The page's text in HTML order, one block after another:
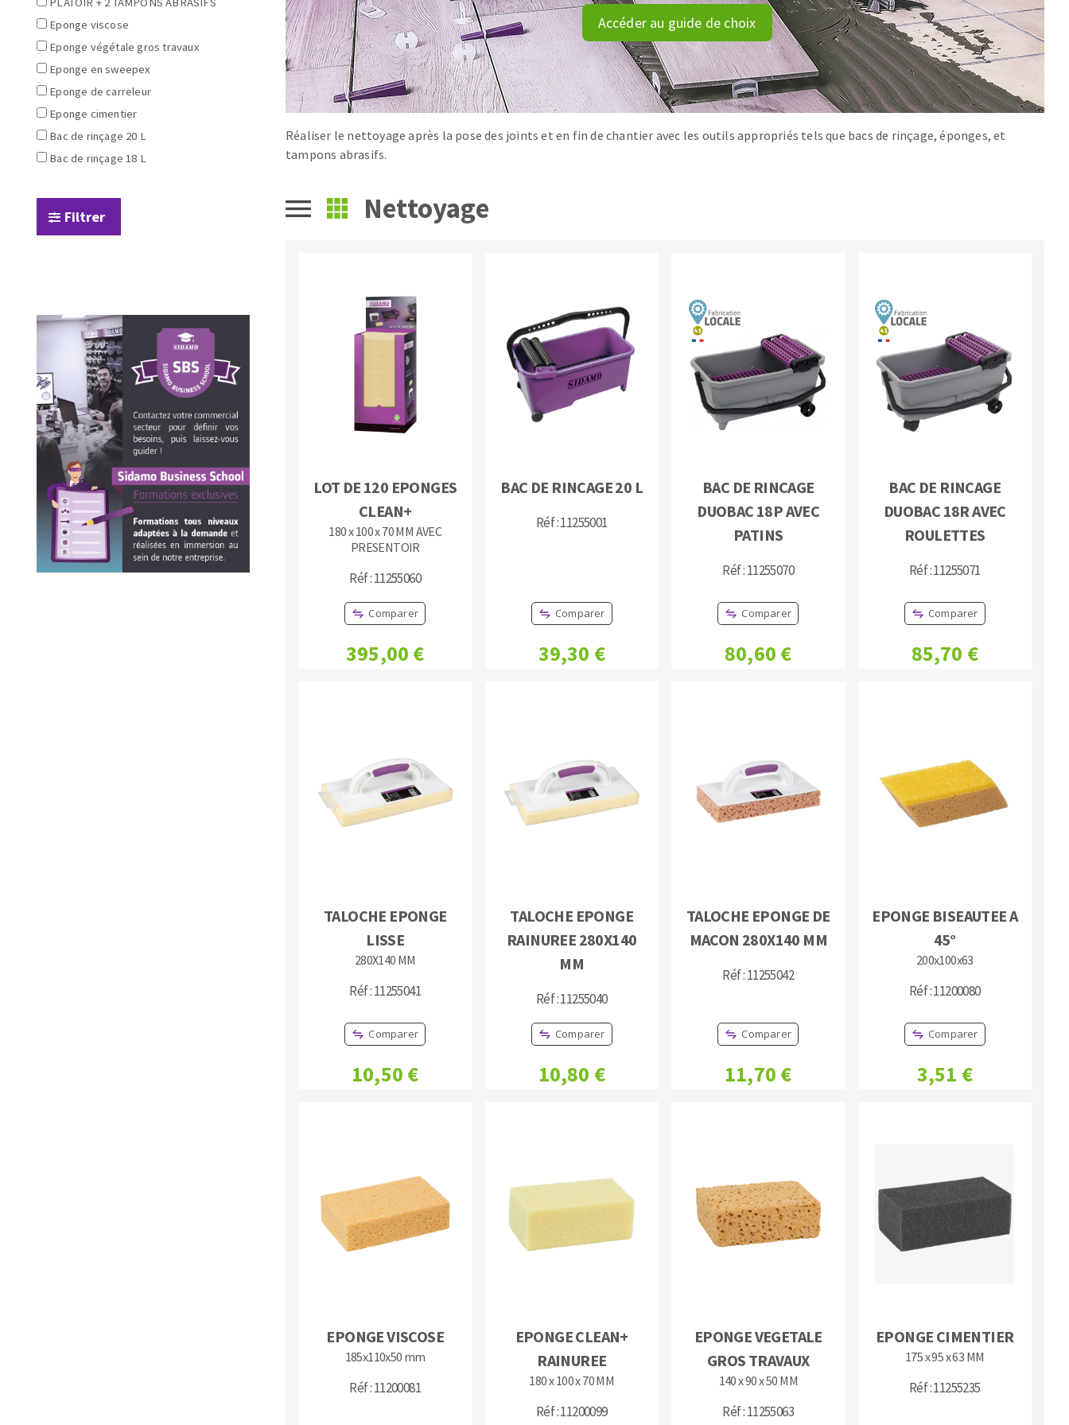
Scies de table
Système grands formats
Table de travail
Roues diamantées à profil
Disques à lamelles diamantés
Système auto-nivelant à cale
Système auto-nivelant à vis
Pose des joints
Nettoyage
Disques auto-agrippant
Patins
Cales à poncer et patins
Eponges abrasive
Plateaux supports
DISQUES ABRASIFS
Disques abrasifs agglomérés
Meules d'ébarbage
TRAITEMENT DE SURFACE
Disques à lamelles
Disque intissé
Disques fibre
Roues à lamelles
Meules sur tige
Meules de tourets
NETTOYAGE
MACHINES POUR LE TRAVAIL DU
Perceuses magnétiques
Affuteurs de forets
OUTILS COUPANTS
Accéder au guide de choix
Réaliser le nettoyage après la pose des joints et en fin de chantier avec les outils appropriés tels que bacs de rinçage, éponges, et
tampons abrasifs.
Nettoyage
LOT DE 120 EPONGES
CLEAN+
180 x 100 x 70 MM AVEC
PRESENTOIR
Réf : 11255060
Comparer
395,00 €
BAC DE RINCAGE 20 L
Réf : 11255001
Comparer
39,30 €
BAC DE RINCAGE
DUOBAC 18P AVEC
PATINS
Réf : 11255070
Comparer
80,60 €
BAC DE RINCAGE
DUOBAC 18R AVEC
ROULETTES
Réf : 11255071
Comparer
85,70 €
TALOCHE EPONGE
LISSE
280X140 MM
Réf : 11255041
Comparer
10,50 €
TALOCHE EPONGE
RAINUREE 280X140
MM
Réf : 11255040
Comparer
10,80 €
TALOCHE EPONGE DE
MACON 280X140 MM
Réf : 11255042
Comparer
11,70 €
EPONGE BISEAUTEE A
45°
200x100x63
Réf : 11200080
Comparer
3,51 €
EPONGE VISCOSE
185x110x50 mm
Réf : 11200081
EPONGE CLEAN+
RAINUREE
180 x 100 x 70 MM
Réf : 11200099
EPONGE VEGETALE
GROS TRAVAUX
140 x 90 x 50 MM
Réf : 11255063
EPONGE CIMENTIER
175 x 95 x 63 MM
Réf : 11255235
Eponge viscose
Eponge végétale gros travaux
Eponge en sweepex
Eponge de carreleur
Eponge cimentier
Bac de rinçage 20 L
Bac de rinçage 18 L
Filtrer